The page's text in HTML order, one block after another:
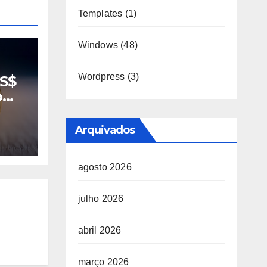
Templates (1)
Windows(48)
Wordpress (3)
Arquivados
agosto 2026
julho 2026
abril 2026
março 2026